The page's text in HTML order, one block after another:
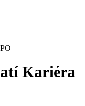
Kariéra